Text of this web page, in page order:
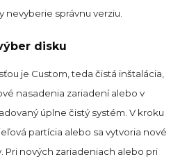
nevyberie správnu verziu.
disku
je Custom, teda čistá inštalácia,
nasadenia zariadení alebo v
úplne čistý systém. V kroku
partícia alebo sa vytvoria nové
Pri nových zariadeniach alebo pri